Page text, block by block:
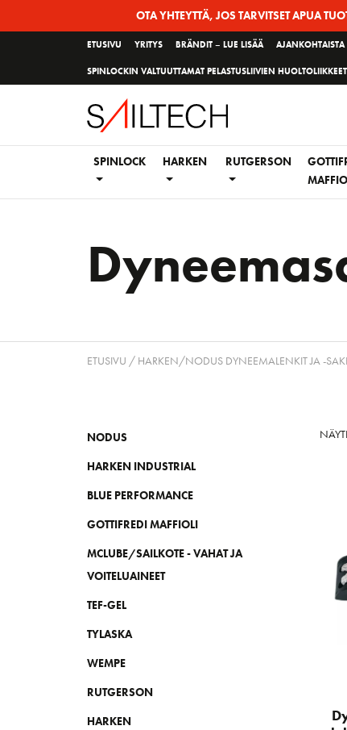
OTA YHTEYTTÄ, JOS TARVITSET APUA
ETUSIVU YRITYS BRÄNDIT – LUE LISÄÄ AJANKOHTAISTA
SPINLOCKIN VALTUUTTAMAT PELASTUSLIIVIEN HUOLTOLIIKKEET
SPINLOCK HARKEN RUTGERSON
ETUSIVU / HARKEN/NODUS DYNEEMALENKIT JA -
NODUS
HARKEN INDUSTRIAL
BLUE PERFORMANCE
GOTTIFREDI MAFFIOLI
MCLUBE/SAILKOTE - VAHAT JA
VOITELUAINEET
TEF-GEL
TYLASKA
WEMPE
RUTGERSON
HARKEN